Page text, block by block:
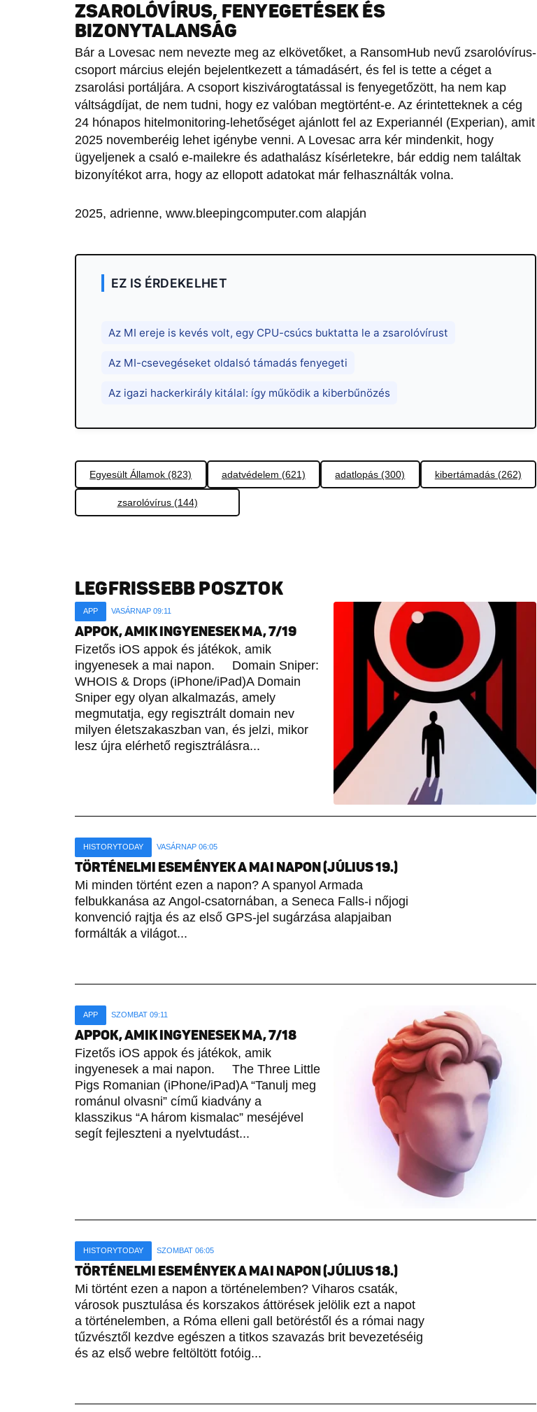
ZSAROLÓVÍRUS, FENYEGETÉSEK ÉS
BIZONYTALANSÁG
Bár a Lovesac nem nevezte meg az elkövetőket, a RansomHub nevű zsarolóvírus-
csoport március elején bejelentkezett a támadásért, és fel is tette a céget a
zsarolási portáljára. A csoport kiszivárogtatással is fenyegetőzött, ha nem kap
váltságdíjat, de nem tudni, hogy ez valóban megtörtént-e. Az érintetteknek a cég
24 hónapos hitelmonitoring-lehetőséget ajánlott fel az Experiannél (Experian), amit
2025 novemberéig lehet igénybe venni. A Lovesac arra kér mindenkit, hogy
ügyeljenek a csaló e-mailekre és adathalász kísérletekre, bár eddig nem találtak
bizonyítékot arra, hogy az ellopott adatokat már felhasználták volna.
2025, adrienne, www.bleepingcomputer.com alapján
EZ IS ÉRDEKELHET
Az MI ereje is kevés volt, egy CPU-csúcs buktatta le a zsarolóvírust
Az MI-csevegéseket oldalsó támadás fenyegeti
Az igazi hackerkirály kitálal: így működik a kiberbűnözés
Egyesült Államok (823) adatvédelem (621) adatlopás (300) kibertámadás (262)
zsarolóvírus (144)
LEGFRISSEBB POSZTOK
APP VASÁRNAP 09:11
APPOK, AMIK INGYENESEK MA, 7/19
Fizetős iOS appok és játékok, amik
ingyenesek a mai napon. Domain Sniper:
WHOIS & Drops (iPhone/iPad)A Domain
Sniper egy olyan alkalmazás, amely
megmutatja, egy regisztrált domain nev
milyen életszakaszban van, és jelzi, mikor
lesz újra elérhető regisztrálásra...
HISTORYTODAY VASÁRNAP 06:05
TÖRTÉNELMI ESEMÉNYEK A MAI NAPON (JÚLIUS 19.)
Mi minden történt ezen a napon? A spanyol Armada
felbukkanása az Angol-csatornában, a Seneca Falls-i nőjogi
konvenció rajtja és az első GPS-jel sugárzása alapjaiban
formálták a világot...
APP SZOMBAT 09:11
APPOK, AMIK INGYENESEK MA, 7/18
Fizetős iOS appok és játékok, amik
ingyenesek a mai napon. The Three Little
Pigs Romanian (iPhone/iPad)A “Tanulj meg
románul olvasni” című kiadvány a
klasszikus “A három kismalac” meséjével
segít fejleszteni a nyelvtudást...
HISTORYTODAY SZOMBAT 06:05
TÖRTÉNELMI ESEMÉNYEK A MAI NAPON (JÚLIUS 18.)
Mi történt ezen a napon a történelemben? Viharos csaták,
városok pusztulása és korszakos áttörések jelölik ezt a napot
a történelemben, a Róma elleni gall betöréstől és a római nagy
tűzvésztől kezdve egészen a titkos szavazás brit bevezetéséig
és az első webre feltöltött fotóig...